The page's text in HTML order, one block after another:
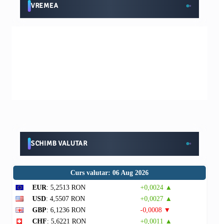
VREMEA
SCHIMB VALUTAR
Curs valutar: 06 Aug 2026
EUR: 5,2513 RON
+0,0024 ▲
USD: 4,5507 RON
+0,0027 ▲
GBP: 6,1236 RON
-0,0008 ▼
CHF: 5,6221 RON
+0,0011 ▲